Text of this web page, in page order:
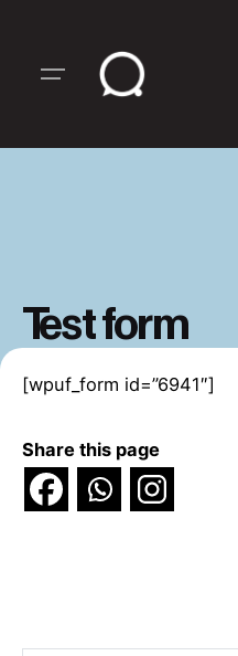
content
Test form
[wpuf_form id=”6941″]
Share this page